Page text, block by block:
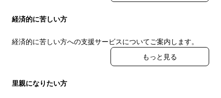
経済的に苦しい方
経済的に苦しい方への支援サービスについてご案内します。
もっと見る
里親になりたい方